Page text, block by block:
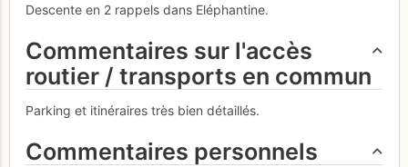
Descente en 2 rappels dans Eléphantine.
Commentaires sur l'accès
routier / transports en commun
Parking et itinéraires très bien détaillés.
Commentaires personnels